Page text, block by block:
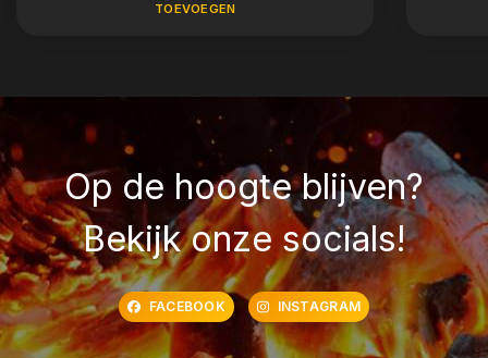
TOEVOEGEN
Op de hoogte blijven?
Bekijk onze socials!
FACEBOOK INSTAGRAM